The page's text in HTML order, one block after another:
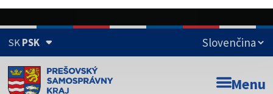
SKPSK
Doména psk.sk je oficiálna Menu